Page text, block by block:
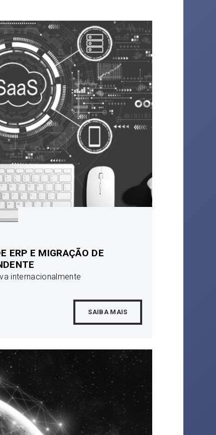
ERP E MIGRAÇÃO DE
internacionalmente
SAIBA MAIS